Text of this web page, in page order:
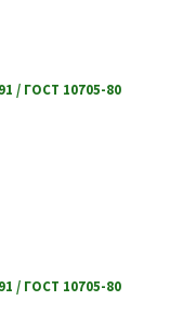
/ ГОСТ 10705-80
/ ГОСТ 10705-80